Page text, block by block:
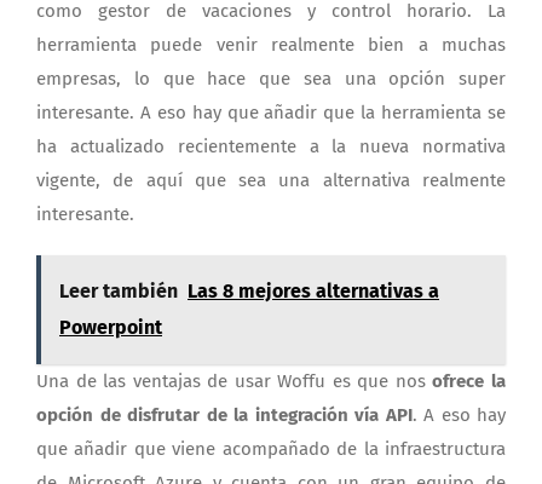
como gestor de vacaciones y control horario. La
herramienta puede venir realmente bien a muchas
empresas, lo que hace que sea una opción super
interesante. A eso hay que añadir que la herramienta se
ha actualizado recientemente a la nueva normativa
vigente, de aquí que sea una alternativa realmente
interesante.
Leer también Las 8 mejores alternativas a
Powerpoint
Una de las ventajas de usar Woffu es que nosofrece la
opción de disfrutar de la integración vía API. A eso hay
que añadir que viene acompañado de la infraestructura